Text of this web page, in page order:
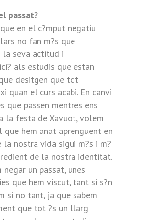
passat?
en el c?mput negatiu
no fan m?s que
la seva actitud i
als estudis que estan
desitgen que tot
quan el curs acabi. En canvi
que passen mentres ens
la festa de Xavuot, volem
hem anat aprenguent en
la nostra vida sigui m?s i m?
de la nostra identitat.
negar un passat, unes
que hem viscut, tant si s?n
si no tant, ja que sabem
que tot ?s un llarg